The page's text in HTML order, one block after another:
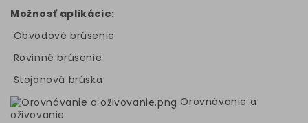
Možnosť aplikácie:
Obvodové brúsenie
Rovinné brúsenie
Stojanová brúska
Orovnávanie a
oživovanie